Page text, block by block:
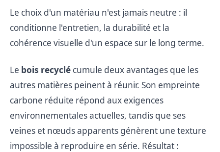
Le choix d'un matériau n'est jamais neutre : il
conditionne l'entretien, la durabilité et la
cohérence visuelle d'un espace sur le long terme.
Le bois recyclé cumule deux avantages que les
autres matières peinent à réunir. Son empreinte
carbone réduite répond aux exigences
environnementales actuelles, tandis que ses
veines et nœuds apparents génèrent une texture
impossible à reproduire en série. Résultat :